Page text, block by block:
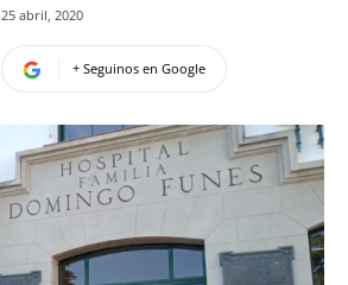
25 abril, 2020
+ Seguinos en Google